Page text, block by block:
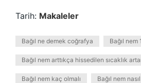
Tarih: Makaleler
Bağıl ne demek coğrafya Bağıl
Bağıl nem arttıkça hissedilen sıcaklık
Bağıl nem kaç olmalı Bağıl nem